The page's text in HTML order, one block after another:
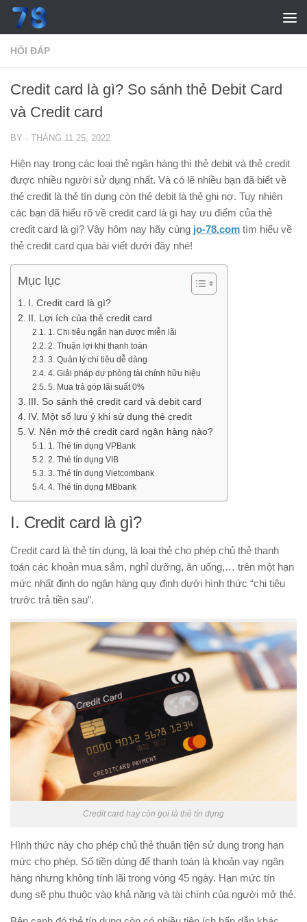
Skip to content
HỎI ĐÁP
Credit card là gì? So sánh thẻ Debit Card
và Credit card
BY · THÁNG 11 25, 2022
Hiện nay trong các loại thẻ ngân hàng thì thẻ debit và thẻ credit
được nhiều người sử dụng nhất. Và có lẽ nhiều bạn đã biết về
thẻ credit là thẻ tín dụng còn thẻ debit là thẻ ghi nợ. Tuy nhiên
các bạn đã hiểu rõ về credit card là gì hay ưu điểm của thẻ
credit card là gì? Vậy hôm nay hãy cùng jo-78.com tìm hiểu về
thẻ credit card qua bài viết dưới đây nhé!
Mục lục
I. Credit card là gì?
II. Lợi ích của thẻ credit card
1. Chi tiêu ngắn hạn được miễn lãi
2. Thuận lợi khi thanh toán
3. Quản lý chi tiêu dễ dàng
4. Giải pháp dự phòng tài chính hữu hiệu
5. Mua trả góp lãi suất 0%
III. So sánh thẻ credit card và debit card
IV. Một số lưu ý khi sử dụng thẻ credit
V. Nên mở thẻ credit card ngân hàng nào?
1. Thẻ tín dụng VPBank
2. Thẻ tín dụng VIB
3. Thẻ tín dụng Vietcombank
4. Thẻ tín dụng MBbank
I. Credit card là gì?
Credit card là thẻ tín dụng, là loại thẻ cho phép chủ thẻ thanh
toán các khoản mua sắm, nghỉ dưỡng, ăn uống,… trên một hạn
mức nhất định do ngân hàng quy định dưới hình thức “chi tiêu
trước trả tiền sau”.
Credit card hay còn gọi là thẻ tín dụng
Hình thức này cho phép chủ thẻ thuận tiện sử dụng trong hạn
mức cho phép. Số tiền dùng để thanh toán là khoản vay ngân
hàng nhưng không tính lãi trong vòng 45 ngày. Hạn mức tín
dụng sẽ phụ thuộc vào khả năng và tài chính của người mở thẻ.